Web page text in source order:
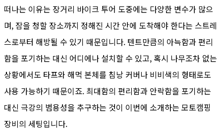
떠나는 이유는 장거리 바이크 투어 도중에는 다양한 변수가 많으
며, 잠을 청할 장소까지 정해진 시간 안에 도착해야 한다는 스트레
스로부터 해방될 수 있기 때문입니다. 텐트만큼의 아늑함과 편리
함을 포기하는 대신 어디에나 설치할 수 있고, 혹시 나무조차 없는
상황에서도 타프와 해먹 본체를 침낭 커버나 비비색의 형태로도
사용 가능하기 때문이죠. 최대함의 편리함과 안락함을 포기하는
대신 극강의 범용성을 추구하는 것이 이번에 소개하는 모토캠핑
장비의 세팅입니다.